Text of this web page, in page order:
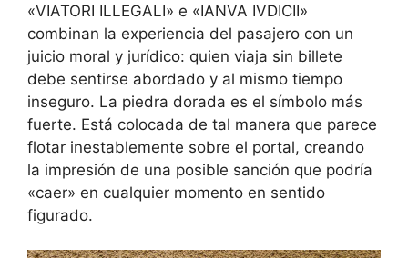
«VIATORI ILLEGALI» e «IANVA IVDICII»
combinan la experiencia del pasajero con un
juicio moral y jurídico: quien viaja sin billete
debe sentirse abordado y al mismo tiempo
inseguro. La piedra dorada es el símbolo más
fuerte. Está colocada de tal manera que parece
flotar inestablemente sobre el portal, creando
la impresión de una posible sanción que podría
«caer» en cualquier momento en sentido
figurado.